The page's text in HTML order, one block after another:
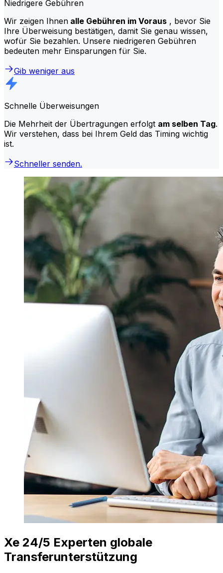
Niedrigere Gebühren
Wir zeigen Ihnen alle Gebühren im Voraus , bevor Sie
Ihre Überweisung bestätigen, damit Sie genau wissen,
wofür Sie bezahlen. Unsere niedrigeren Gebühren
bedeuten mehr Einsparungen für Sie.
Gib weniger aus
Schnelle Überweisungen
Die Mehrheit der Übertragungen erfolgt am selben Tag.
Wir verstehen, dass bei Ihrem Geld das Timing wichtig
ist.
Schneller senden.
Xe 24/5 Experten globale
Transferunterstützung